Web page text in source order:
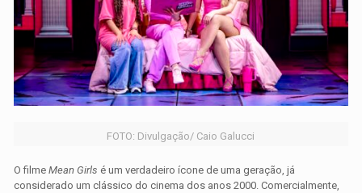
FOTO: Divulgação/ Caio Galucci
O filmeMean Girls é um verdadeiro ícone de uma geração, já
considerado um clássico do cinema dos anos 2000.Comercialmente,